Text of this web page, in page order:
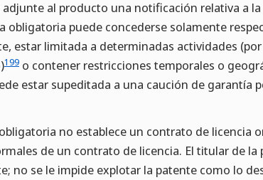
al producto una notificación relativa a
obligatoria puede concederse solamente
estar limitada a determinadas actividades
199 o contener restricciones temporales o
estar supeditada a una caución de garantía
no establece un contrato de licencia
de un contrato de licencia. El titular de la
no se le impide explotar la patente como lo